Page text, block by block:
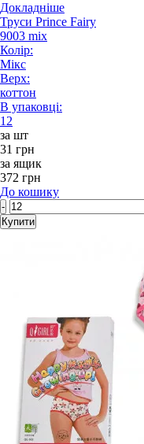
Докладніше
Труси Prince Fairy
9003 mix
Колір:
Мікс
Верх:
коттон
В упаковці:
12
за шт
31 грн
за ящик
372 грн
До кошику
-
Купити